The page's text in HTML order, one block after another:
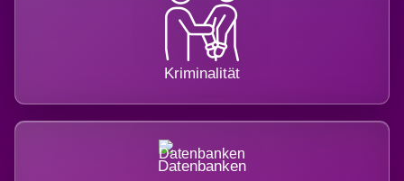
Kriminalität
Datenbanken